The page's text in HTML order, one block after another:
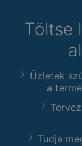
Töltse
Üzletek
a
Tudja